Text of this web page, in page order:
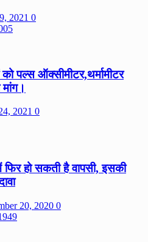
2021 0
पल्स ऑक्सीमीटर,थर्मामीटर
2021 0
हो सकती है वापसी, इसकी
20, 2020 0